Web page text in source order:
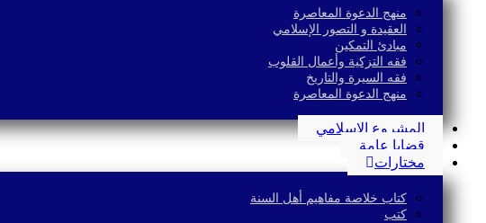
منهج الدعوة المعاصرة
العقيدة و التصور الإسلامي
مبادئ التمكين
فقه التزكية وأعمال القلوب
فقه السيرة والتاريخ
منهج الدعوة المعاصرة
المشروع الإسلامي
قضايا عامة
مختارات
كتاب خلاصة مفاهيم أهل السنة
كتب